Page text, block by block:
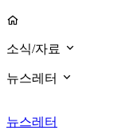
소식/자료
뉴스레터
뉴스레터